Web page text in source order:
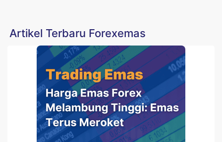
Artikel Terbaru Forexemas